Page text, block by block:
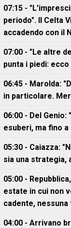
07:15 -
periodo". Il Celta
accadendo con il
07:00 - "Le altre
punta i piedi:
06:45 - Marolda:
in particolare.
06:00 - Del
esuberi, ma fino a
05:30 - Caiazza:
sia una strategia,
05:00 -
estate in cui non
cadente,
04:00 - Arrivano